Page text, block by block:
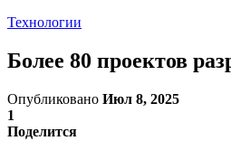
Технологии
Более 80 проектов
Опубликовано Июл 8, 2025
1
Поделится